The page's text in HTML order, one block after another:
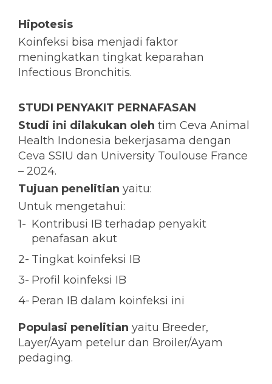
Hipotesis
Koinfeksi bisa menjadi faktor
meningkatkan tingkat keparahan
Infectious Bronchitis.
STUDI PENYAKIT PERNAFASAN
Studi ini dilakukan oleh tim Ceva Animal
Health Indonesia bekerjasama dengan
Ceva SSIU dan University Toulouse France
– 2024.
Tujuan penelitian yaitu:
Untuk mengetahui:
Kontribusi IB terhadap penyakit
penafasan akut
Tingkat koinfeksi IB
Profil koinfeksi IB
Peran IB dalam koinfeksi ini
Populasi penelitian yaitu Breeder,
Layer/Ayam petelur dan Broiler/Ayam
pedaging.